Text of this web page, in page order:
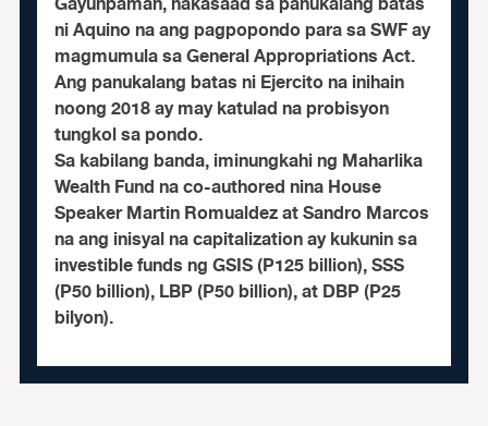
ni Aquino na ang pagpopondo para sa SWF ay
magmumula sa General Appropriations Act.
Ang panukalang batas ni Ejercito na inihain
noong 2018 ay may katulad na probisyon
tungkol sa pondo.
Sa kabilang banda, iminungkahi ng Maharlika
Wealth Fund na co-authored nina House
Speaker Martin Romualdez at Sandro Marcos
na ang inisyal na capitalization ay kukunin sa
investible funds ng GSIS (P125 billion), SSS
(P50 billion), LBP (P50 billion), at DBP (P25
bilyon).